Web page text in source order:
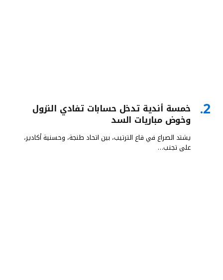
خمسة أندية تدخل حسابات تفادي النزول
وخوض مباريات السد
يشتد الصراع في قاع الترتيب، بين اتحاد طنجة، وحسنية أكادير،
على تجنب…